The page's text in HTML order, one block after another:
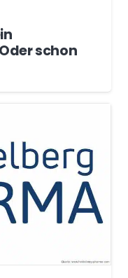
schon